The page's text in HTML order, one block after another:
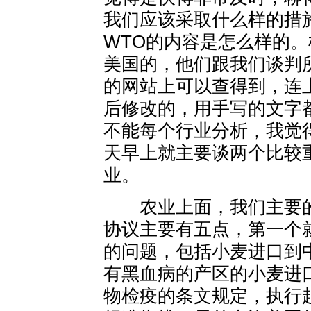
我们应该采取什么样的措
WTO的内容是怎么样的
美国的，他们跟我们谈判
的网站上可以查得到，连
后修改的，用手写的文
不能每个行业分析，我觉
天早上就主要谈两个比
业。
农业上面，我们主要
协议主要有五点，第一个
的问题，包括小麦进口到
有黑血病的产区的小麦进
物检疫的条文规定，执行